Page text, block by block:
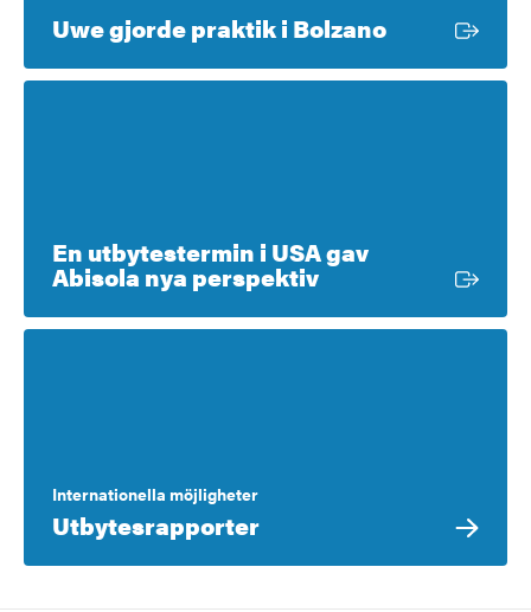
Uwe gjorde praktik i BolzanoExtern länk
En utbytestermin i USA gav
Abisola nya perspektivExtern länk
Internationella möjligheter
Utbytesrapporter